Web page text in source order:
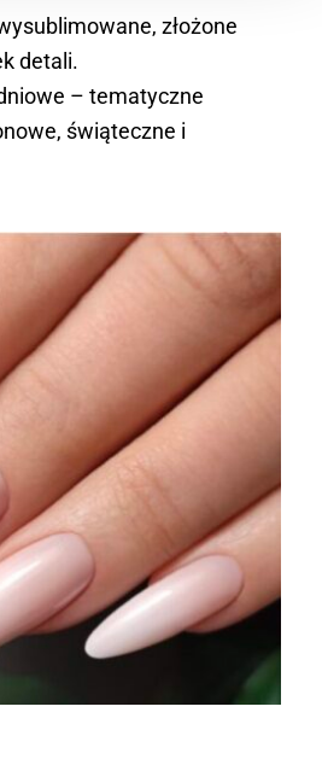
złożone
detali.
– tematyczne
świąteczne i